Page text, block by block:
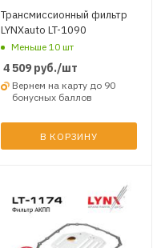
Трансмиссионный фильтр
LYNXauto LT-1090
Меньше 10 шт
4 509руб./шт
Вернем на карту до 90
бонусных баллов
В КОРЗИНУ